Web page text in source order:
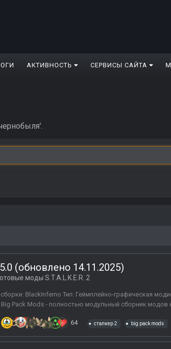
АКТИВНОСТЬ СЕРВИСЫ САЙТА
(обновлено 14.11.2025)
моды S.T.A.L.K.E.R. 2
BlackInferno Тип: Геймплейно-графическая
Pack Mods - полностью модульный сборник модов
64 сталкер 2 big pack mods